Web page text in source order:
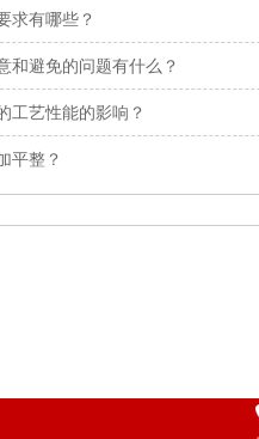
求有哪些？
和避免的问题有什么？
工艺性能的影响？
平整？